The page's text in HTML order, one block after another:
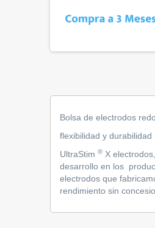
Bolsa de electrodos
flexibilidad y durabilidad
UltraStim ® X
desarrollo en los
electrodos que
rendimiento sin